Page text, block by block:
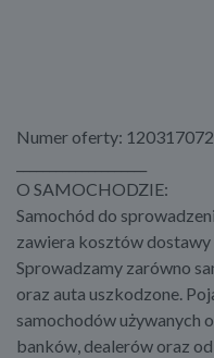
Numer oferty:
O SAMOCHODZIE:
Samochód do
zawiera kosztów
Sprowadzamy zarówno
oraz auta uszkodzone.
samochodów używanych
banków, dealerów oraz